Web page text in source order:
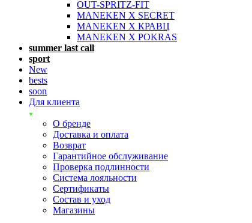
OUT-SPRITZ-FIT
MANEKEN X SECRET
MANEKEN X КРАВЦ
MANEKEN X POKRAS
summer last call
sport
New
bests
soon
Для клиента
О бренде
Доставка и оплата
Возврат
Гарантийное обслуживание
Проверка подлинности
Система лояльности
Сертификаты
Состав и уход
Магазины